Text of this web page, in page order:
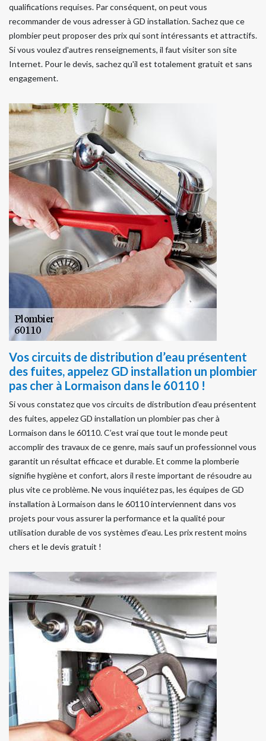
qualifications requises. Par conséquent, on peut vous
recommander de vous adresser à GD installation. Sachez que ce
plombier peut proposer des prix qui sont intéressants et attractifs.
Si vous voulez d'autres renseignements, il faut visiter son site
Internet. Pour le devis, sachez qu'il est totalement gratuit et sans
engagement.
Vos circuits de distribution d’eau présentent
des fuites, appelez GD installation un plombier
pas cher à Lormaison dans le 60110 !
Si vous constatez que vos circuits de distribution d’eau présentent
des fuites, appelez GD installation un plombier pas cher à
Lormaison dans le 60110. C’est vrai que tout le monde peut
accomplir des travaux de ce genre, mais sauf un professionnel vous
garantit un résultat efficace et durable. Et comme la plomberie
signifie hygiène et confort, alors il reste important de résoudre au
plus vite ce problème. Ne vous inquiétez pas, les équipes de GD
installation à Lormaison dans le 60110 interviennent dans vos
projets pour vous assurer la performance et la qualité pour
utilisation durable de vos systèmes d’eau. Les prix restent moins
chers et le devis gratuit !